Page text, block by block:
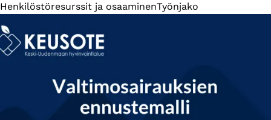
Henkilöstöresurssit ja osaaminenTyönjako